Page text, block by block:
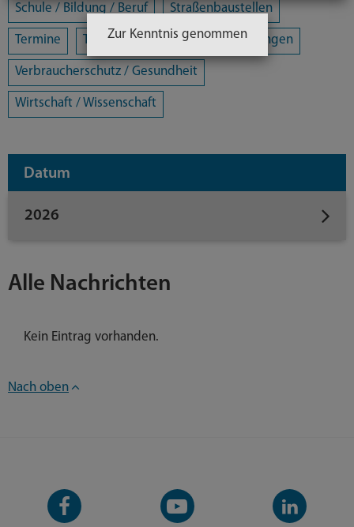
Alle Nachrichten
Kein Eintrag vorhanden.
Schule / Bildung / Beruf Straßenbaustellen
Termine Tiere Umwelt Veranstaltungen
Verbraucherschutz / Gesundheit
Wirtschaft / Wissenschaft
Datum
2026
Nach oben
Facebook-
Seite
YouTube-
Kanal
LinkedIn-
Kanal
Zur Kenntnis genommen